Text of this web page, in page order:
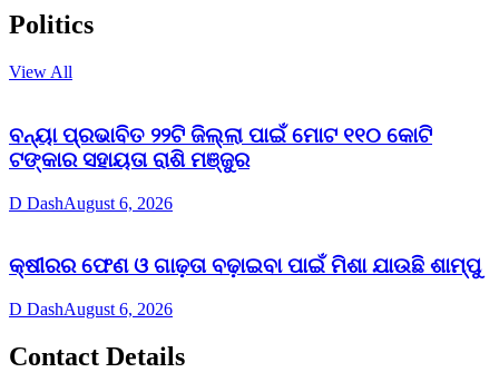
Politics
View All
ବନ୍ୟା ପ୍ରଭାବିତ ୨୨ଟି ଜିଲ୍ଲା ପାଇଁ ମୋଟ ୧୧୦ କୋଟି
ଟଙ୍କାର ସହାୟତା ରାଶି ମଞ୍ଜୁର
D DashAugust 6, 2026
କ୍ଷୀରର ଫେଣ ଓ ଗାଢ଼ତା ବଢ଼ାଇବା ପାଇଁ ମିଶା ଯାଉଛି ଶାମ୍ପୁ
D DashAugust 6, 2026
Contact Details